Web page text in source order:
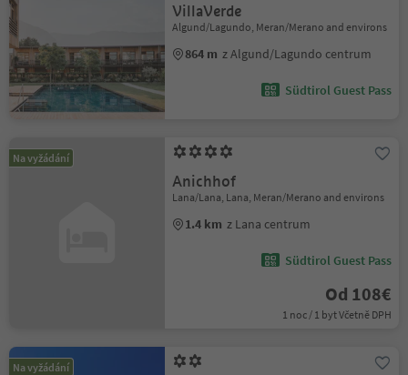
VillaVerde
Algund/Lagundo, Meran/Merano and environs
864 m z Algund/Lagundo centrum
Südtirol Guest Pass
Na vyžádání
Anichhof
Lana/Lana, Lana, Meran/Merano and environs
1.4 km z Lana centrum
Südtirol Guest Pass
Od 108€
1 noc / 1 byt Včetně DPH
Na vyžádání